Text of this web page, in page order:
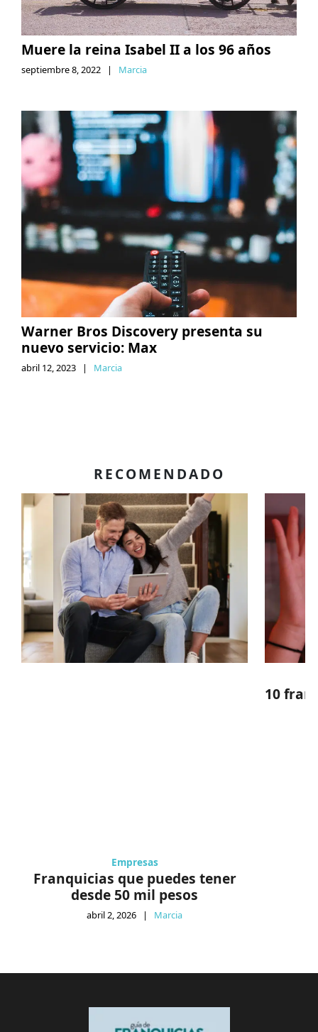
Muere la reina Isabel II a los 96 años
septiembre 8, 2022 | Marcia
Warner Bros Discovery presenta su
nuevo servicio: Max
abril 12, 2023 | Marcia
RECOMENDADO
Empresas
Franquicias que puedes tener
desde 50 mil pesos
abril 2, 2026 | Marcia
10